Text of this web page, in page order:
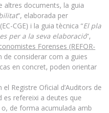
altres documents, la guia
“, elaborada per
CGE) i la guia tècnica “El pla
per a la seva elaboració“,
Forenses (REFOR-
de considerar com a guies
en concret, poden orientar
Registre Oficial d’Auditors de
es refereixi a deutes que
de forma acumulada amb